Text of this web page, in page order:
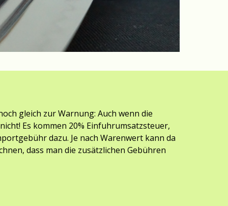
gleich zur Warnung: Auch wenn die
Es kommen 20% Einfuhrumsatzsteuer,
dazu. Je nach Warenwert kann da
dass man die zusätzlichen Gebühren